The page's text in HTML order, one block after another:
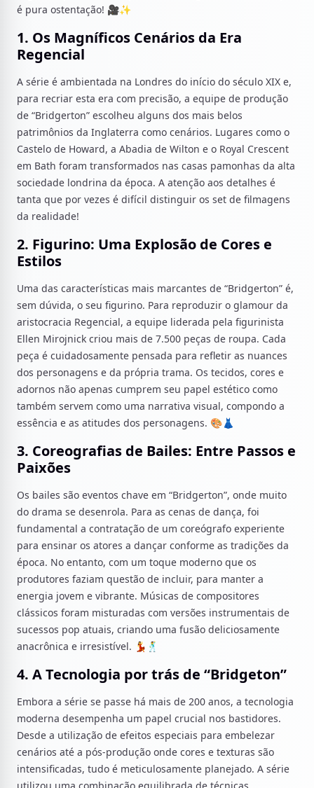
é pura ostentação! 🎥✨
1. Os Magníficos Cenários da Era
Regencial
A série é ambientada na Londres do início do século XIX e,
para recriar esta era com precisão, a equipe de produção
de “Bridgerton” escolheu alguns dos mais belos
patrimônios da Inglaterra como cenários. Lugares como o
Castelo de Howard, a Abadia de Wilton e o Royal Crescent
em Bath foram transformados nas casas pamonhas da alta
sociedade londrina da época. A atenção aos detalhes é
tanta que por vezes é difícil distinguir os set de filmagens
da realidade!
2. Figurino: Uma Explosão de Cores e
Estilos
Uma das características mais marcantes de “Bridgerton” é,
sem dúvida, o seu figurino. Para reproduzir o glamour da
aristocracia Regencial, a equipe liderada pela figurinista
Ellen Mirojnick criou mais de 7.500 peças de roupa. Cada
peça é cuidadosamente pensada para refletir as nuances
dos personagens e da própria trama. Os tecidos, cores e
adornos não apenas cumprem seu papel estético como
também servem como uma narrativa visual, compondo a
essência e as atitudes dos personagens. 🎨👗
3. Coreografias de Bailes: Entre Passos e
Paixões
Os bailes são eventos chave em “Bridgerton”, onde muito
do drama se desenrola. Para as cenas de dança, foi
fundamental a contratação de um coreógrafo experiente
para ensinar os atores a dançar conforme as tradições da
época. No entanto, com um toque moderno que os
produtores faziam questão de incluir, para manter a
energia jovem e vibrante. Músicas de compositores
clássicos foram misturadas com versões instrumentais de
sucessos pop atuais, criando uma fusão deliciosamente
anacrônica e irresistível. 💃🕺
4. A Tecnologia por trás de “Bridgeton”
Embora a série se passe há mais de 200 anos, a tecnologia
moderna desempenha um papel crucial nos bastidores.
Desde a utilização de efeitos especiais para embelezar
cenários até a pós-produção onde cores e texturas são
intensificadas, tudo é meticulosamente planejado. A série